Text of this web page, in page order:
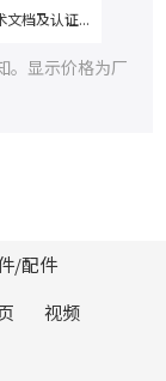
文档及认证...
。显示价格为厂
/配件
视频